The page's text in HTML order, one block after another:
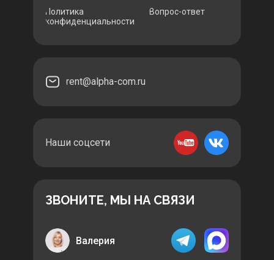
Вопрос-ответ
rent@alpha-com.ru
Наши соцсети
ЗВОНИТЕ, МЫ НА СВЯЗИ
Валерия
Политика
конфиденциальности